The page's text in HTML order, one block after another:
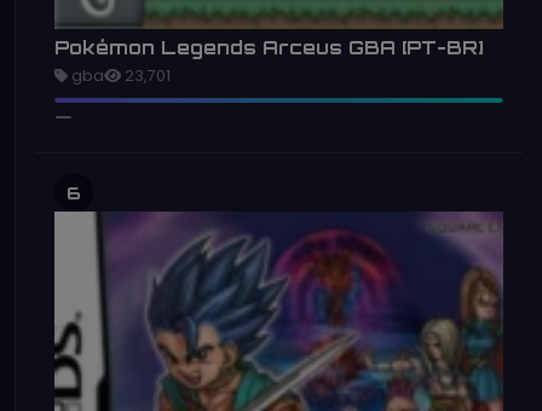
Pokémon Legends Arceus GBA [PT-BR]
gba 23,701
6